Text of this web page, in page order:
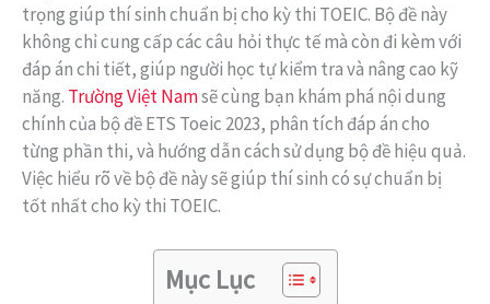
trọng giúp thí sinh chuẩn bị cho kỳ thi TOEIC. Bộ đề này
không chỉ cung cấp các câu hỏi thực tế mà còn đi kèm với
đáp án chi tiết, giúp người học tự kiểm tra và nâng cao kỹ
năng. Trường Việt Namsẽ cùng bạn khám phá nội dung
chính của bộ đề ETS Toeic 2023, phân tích đáp án cho
từng phần thi, và hướng dẫn cách sử dụng bộ đề hiệu quả.
Việc hiểu rõ về bộ đề này sẽ giúp thí sinh có sự chuẩn bị
tốt nhất cho kỳ thi TOEIC.
Mục Lục